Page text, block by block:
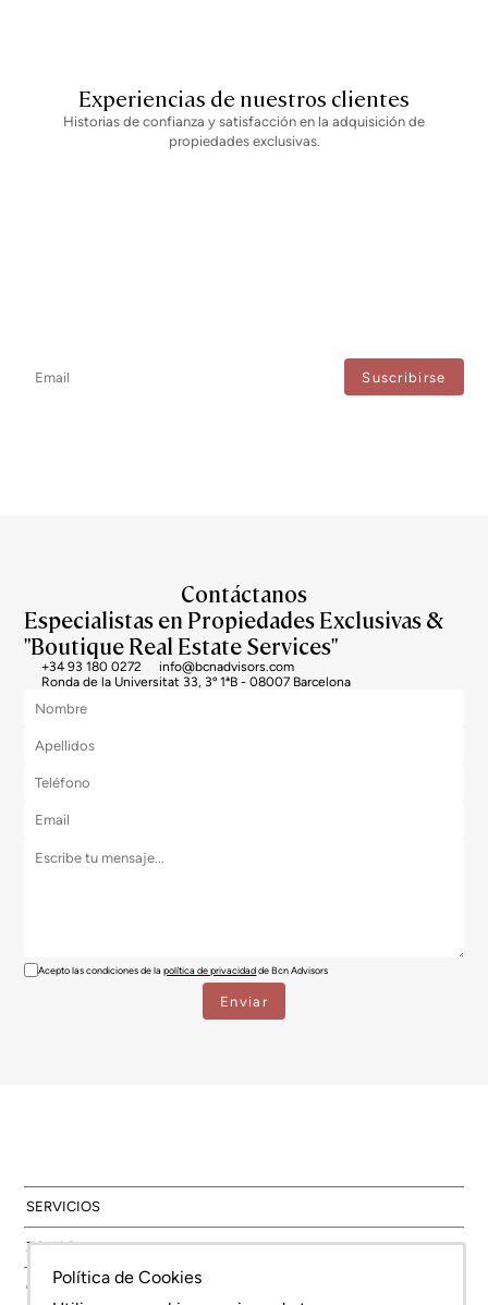
Experiencias de nuestros clientes
Historias de confianza y satisfacción en la adquisición de
propiedades exclusivas.
Contáctanos
Especialistas en Propiedades Exclusivas &
"Boutique Real Estate Services"
+34 93 180 0272
info@bcnadvisors.com
Ronda de la Universitat 33, 3º 1ªB - 08007 Barcelona
Acepto las condiciones de lapolítica de privacidadde Bcn Advisors
SERVICIOS
ZONAS
OBRA NUEVA
Política de Cookies